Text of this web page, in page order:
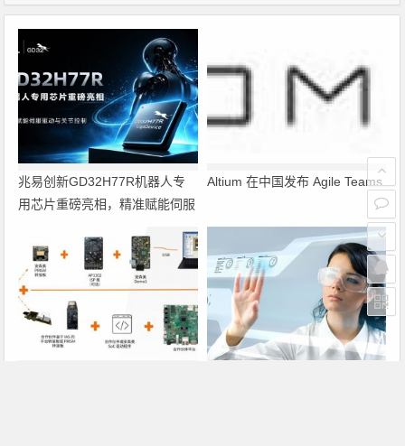
兆易创新GD32H77R机器人专
用芯片重磅亮相，精准赋能伺服
Altium 在中国发布 Agile Teams